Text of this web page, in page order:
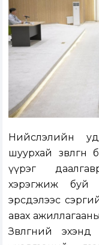
Нийслэлийн
шуурхай зөвлөгөөн
үүрэг
хэрэгжиж буй
эрсдэлээс
авах
Зөвлөгөөний